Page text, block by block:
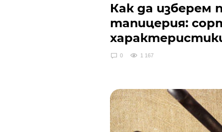
Как да изберем
тапицерия:
0 1 167